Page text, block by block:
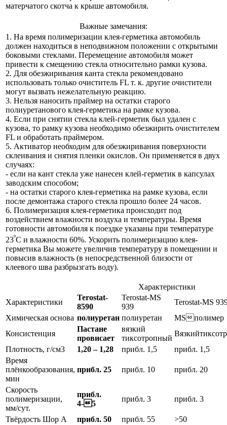
матерчатого скотча к крыше автомобиля.
Важные замечания:
1. На время полимеризации клея-герметика автомобиль
должен находиться в неподвижном положении с открытыми
боковыми стеклами. Перемещение автомобиля может
привести к смещению стекла относительно рамки кузова.
2. Для обезжиривания канта стекла рекомендовано
использовать только очиститель FL т. к. другие очистители
могут вызвать нежелательную реакцию.
3. Нельзя наносить праймер на остатки старого
полиуретанового клея-герметика на рамке кузова.
4. Если при снятии стекла клей-герметик был удален с
кузова, то рамку кузова необходимо обезжирить очистителем
FL и обработать праймером.
5. Активатор необходим для обезжиривания поверхности
склеивания и снятия пленки окислов. Он применяется в двух
случаях:
- если на кант стекла уже нанесен клей-герметик в капсулах
заводским способом;
- на остатки старого клея-герметика на рамке кузова, если
после демонтажа старого стекла прошло более 24 часов.
6. Полимеризация клея-герметика происходит под
воздействием влажности воздуха и температуры. Время
готовности автомобиля к поездке указаны при температуре
23ºС и влажности 60%. Ускорить полимеризацию клея-
герметика Вы можете увеличив температуру в помещении и
повысив влажность (в непосредственной близости от
клеевого шва разбрызгать воду).
Характеристики
Характеристики
Terostat-
8590
Terostat-MS
939
Terostat-MS
Химическая основа полиуретан полиуретан
MSполимер
Консистенция
Пастане
провисает
вязкий
тиксотропный
Плотность, г/см3
1,20 – 1,28 прибл. 1,5
прибл. 1,5
Время
плёнкообразования,
мин
прибл. 25 прибл. 10 прибл. 20
Скорость
полимеризации,
мм/сут.
прибл.
4-5
прибл. 3 прибл. 3
Твёрдость Шор А прибл. 50 прибл. 55
>50